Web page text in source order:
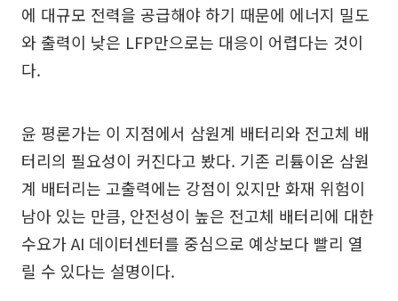
에 대규모 전력을 공급해야 하기 때문에 에너지 밀도
와 출력이 낮은 LFP만으로는 대응이 어렵다는 것이
다.
윤 평론가는 이 지점에서 삼원계 배터리와 전고체 배
터리의 필요성이 커진다고 봤다. 기존 리튬이온 삼원
계 배터리는 고출력에는 강점이 있지만 화재 위험이
남아 있는 만큼, 안전성이 높은 전고체 배터리에 대한
수요가 AI 데이터센터를 중심으로 예상보다 빨리 열
릴 수 있다는 설명이다.